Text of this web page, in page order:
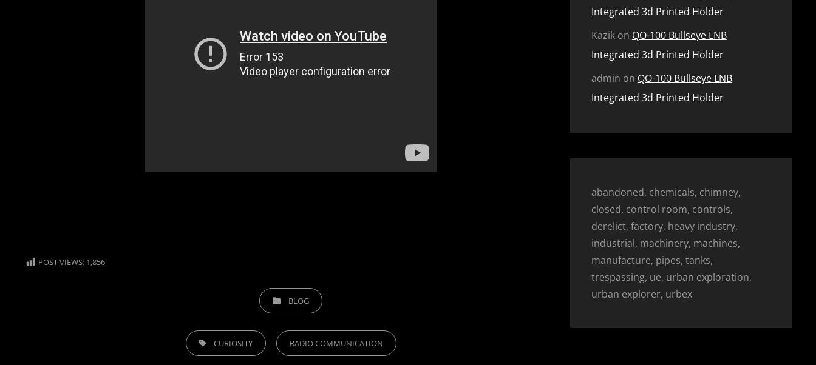
POST VIEWS: 1,856
CATEGORIESBLOG
TAGS, CURIOSITY RADIO COMMUNICATION
Integrated 3d Printed Holder
Kazikon QO-100 Bullseye LNB
Integrated 3d Printed Holder
admin on QO-100 Bullseye LNB
Integrated 3d Printed Holder
abandoned, chemicals, chimney,
closed, control room, controls,
derelict, factory, heavy industry,
industrial, machinery, machines,
manufacture, pipes, tanks,
trespassing, ue, urban exploration,
urban explorer, urbex